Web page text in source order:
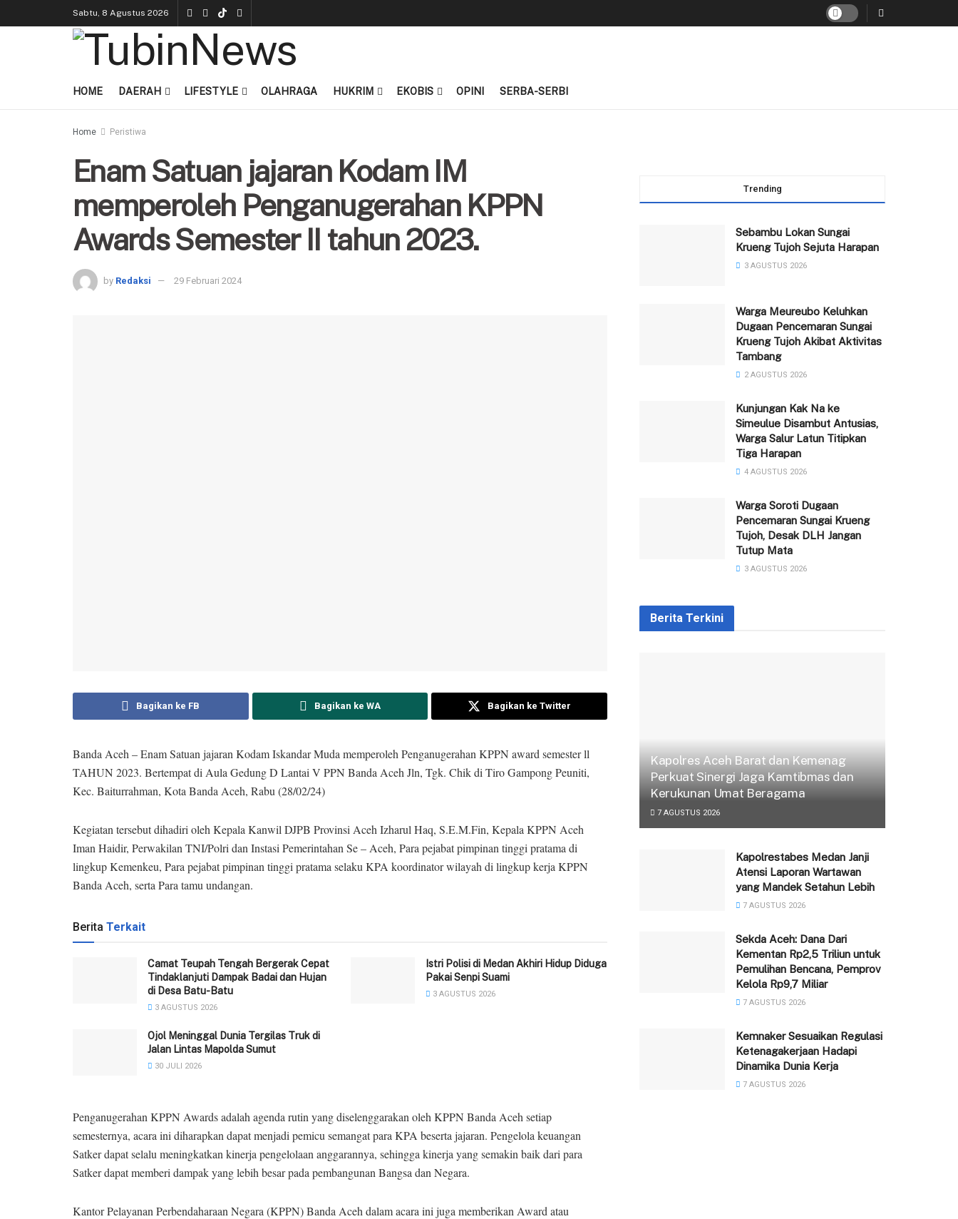
Sabtu, 8 Agustus 2026
HOME DAERAH LIFESTYLE OLAHRAGA HUKRIM EKOBIS OPINI SERBA-SERBI
Home Peristiwa
Enam Satuan jajaran Kodam IM
memperoleh Penganugerahan KPPN
Awards Semester II tahun 2023.
by Redaksi 29 Februari 2024
Bagikan ke FB Bagikan ke WA Bagikan ke Twitter
Banda Aceh – Enam Satuan jajaran Kodam Iskandar Muda memperoleh Penganugerahan KPPN award semester ll
TAHUN 2023. Bertempat di Aula Gedung D Lantai V PPN Banda Aceh Jln, Tgk. Chik di Tiro Gampong Peuniti,
Kec. Baiturrahman, Kota Banda Aceh, Rabu (28/02/24)
Kegiatan tersebut dihadiri oleh Kepala Kanwil DJPB Provinsi Aceh Izharul Haq, S.E.M.Fin, Kepala KPPN Aceh
Iman Haidir, Perwakilan TNI/Polri dan Instasi Pemerintahan Se – Aceh, Para pejabat pimpinan tinggi pratama di
lingkup Kemenkeu, Para pejabat pimpinan tinggi pratama selaku KPA koordinator wilayah di lingkup kerja KPPN
Banda Aceh, serta Para tamu undangan.
Berita Terkait
Camat Teupah Tengah Bergerak Cepat
Tindaklanjuti Dampak Badai dan Hujan
di Desa Batu-Batu
3 AGUSTUS 2026
‎Istri Polisi di Medan Akhiri Hidup Diduga
Pakai Senpi Suami
3 AGUSTUS 2026
Ojol Meninggal Dunia Tergilas Truk di
Jalan Lintas Mapolda Sumut
30 JULI 2026
Penganugerahan KPPN Awards adalah agenda rutin yang diselenggarakan oleh KPPN Banda Aceh setiap
semesternya, acara ini diharapkan dapat menjadi pemicu semangat para KPA beserta jajaran. Pengelola keuangan
Satker dapat selalu meningkatkan kinerja pengelolaan anggarannya, sehingga kinerja yang semakin baik dari para
Satker dapat memberi dampak yang lebih besar pada pembangunan Bangsa dan Negara.
Kantor Pelayanan Perbendaharaan Negara (KPPN) Banda Aceh dalam acara ini juga memberikan Award atau
Trending
Sebambu Lokan Sungai
Krueng Tujoh Sejuta Harapan
3 AGUSTUS 2026
Warga Meureubo Keluhkan
Dugaan Pencemaran Sungai
Krueng Tujoh Akibat Aktivitas
Tambang
2 AGUSTUS 2026
Kunjungan Kak Na ke
Simeulue Disambut Antusias,
Warga Salur Latun Titipkan
Tiga Harapan
4 AGUSTUS 2026
Warga Soroti Dugaan
Pencemaran Sungai Krueng
Tujoh, Desak DLH Jangan
Tutup Mata
3 AGUSTUS 2026
Berita Terkini
Kapolres Aceh Barat dan Kemenag
Perkuat Sinergi Jaga Kamtibmas dan
Kerukunan Umat Beragama
7 AGUSTUS 2026
Kapolrestabes Medan Janji
Atensi Laporan Wartawan
yang Mandek Setahun Lebih
7 AGUSTUS 2026
Sekda Aceh: Dana Dari
Kementan Rp2,5 Triliun untuk
Pemulihan Bencana, Pemprov
Kelola Rp9,7 Miliar
7 AGUSTUS 2026
Kemnaker Sesuaikan Regulasi
Ketenagakerjaan Hadapi
Dinamika Dunia Kerja
7 AGUSTUS 2026